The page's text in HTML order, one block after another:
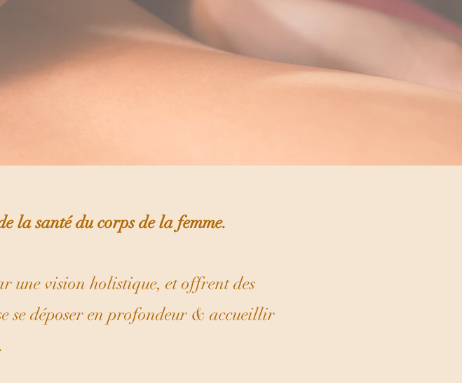
la santé du corps de la femme.
une vision holistique, et offrent des
se déposer en profondeur & accueillir